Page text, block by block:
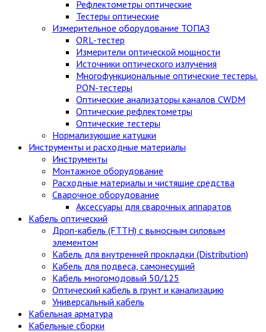
Рефлектометры оптические
Тестеры оптические
Измерительное оборудование ТОПАЗ
ORL-тестер
Измерители оптической мощности
Источники оптического излучения
Многофункциональные оптические тестеры.
PON-тестеры
Оптические анализаторы каналов CWDM
Оптические рефлектометры
Оптические тестеры
Нормализующие катушки
Инструменты и расходные материалы
Инструменты
Монтажное оборудование
Расходные материалы и чистящие средства
Сварочное оборудование
Аксессуары для сварочных аппаратов
Кабель оптический
Дроп-кабель (FTTH) с выносным силовым
элементом
Кабель для внутренней прокладки (Distribution)
Кабель для подвеса, самонесущий
Кабель многомодовый 50/125
Оптический кабель в грунт и канализацию
Универсальный кабель
Кабельная арматура
Кабельные сборки